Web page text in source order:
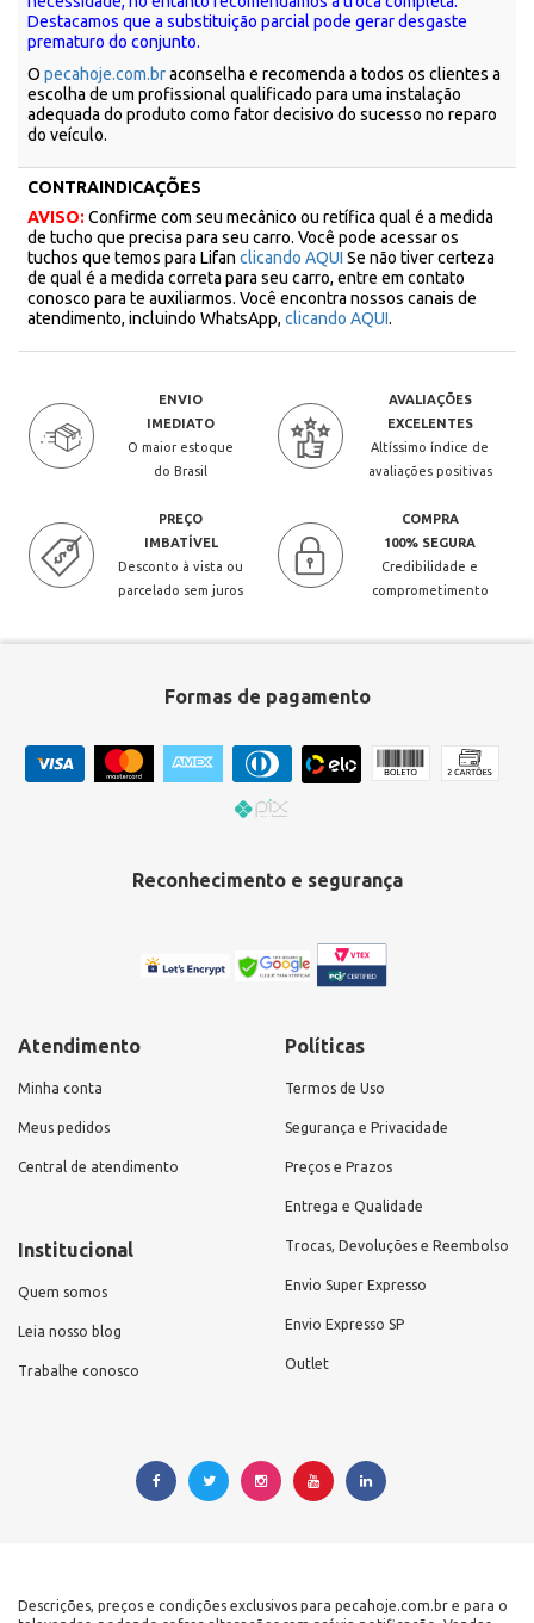
Destacamos que a substituição parcial pode gerar desgaste
prematuro do conjunto.
O pecahoje.com.braconselha e recomenda a todos os clientes a
escolha de um profissional qualificado para uma instalação
adequada do produto como fator decisivo do sucesso no reparo
do veículo.
CONTRAINDICAÇÕES
AVISO: Confirme com seu mecânico ou retífica qual é a medida
de tucho que precisa para seu carro. Você pode acessar os
tuchos que temos para Lifan clicando AQUI Se não tiver certeza
de qual é a medida correta para seu carro, entre em contato
conosco para te auxiliarmos. Você encontra nossos canais de
atendimento, incluindo WhatsApp, clicando AQUI.
ENVIO
IMEDIATO
O maior estoque
do Brasil
AVALIAÇÕES
EXCELENTES
Altíssimo índice de
avaliações positivas
PREÇO
IMBATÍVEL
Desconto à vista ou
parcelado sem juros
COMPRA
100% SEGURA
Credibilidade e
comprometimento
Formas de pagamento
Reconhecimento e segurança
Atendimento
Minha conta
Meus pedidos
Central de atendimento
Institucional
Quem somos
Leia nosso blog
Trabalhe conosco
Políticas
Termos de Uso
Segurança e Privacidade
Preços e Prazos
Entrega e Qualidade
Trocas, Devoluções e Reembolso
Envio Super Expresso
Envio Expresso SP
Outlet
Descrições, preços e condições exclusivos para pecahoje.com.br e para o